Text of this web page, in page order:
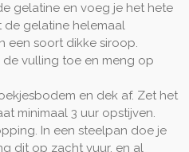
gelatine en voeg je het hete
de gelatine helemaal
een soort dikke siroop.
vulling toe en meng op
en dek af. Zet het
minimaal 3 uur opstijven.
In een steelpan doe je
dit op zacht vuur, en al